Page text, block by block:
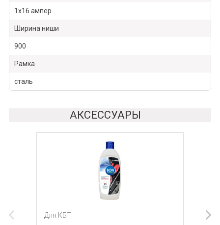
1x16 ампер
Ширина ниши
900
Рамка
сталь
АКСЕССУАРЫ
Для КБТ
Для КБТ